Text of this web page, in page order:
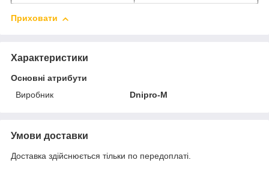
Приховати
Характеристики
Основні атрибути
Виробник
Dnipro-M
Умови доставки
Доставка здійснюється тільки по передоплаті.